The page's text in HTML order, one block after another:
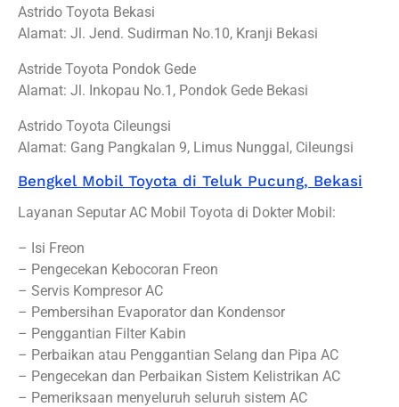
Astrido Toyota Bekasi
Alamat: Jl. Jend. Sudirman No.10, Kranji Bekasi
Astride Toyota Pondok Gede
Alamat: Jl. Inkopau No.1, Pondok Gede Bekasi
Astrido Toyota Cileungsi
Alamat: Gang Pangkalan 9, Limus Nunggal, Cileungsi
Bengkel Mobil Toyota di Teluk Pucung, Bekasi
Layanan Seputar AC Mobil Toyota di Dokter Mobil:
– Isi Freon
– Pengecekan Kebocoran Freon
– Servis Kompresor AC
– Pembersihan Evaporator dan Kondensor
– Penggantian Filter Kabin
– Perbaikan atau Penggantian Selang dan Pipa AC
– Pengecekan dan Perbaikan Sistem Kelistrikan AC
– Pemeriksaan menyeluruh seluruh sistem AC